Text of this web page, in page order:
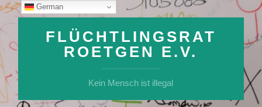
FLÜCHTLINGSRAT
ROETGEN E.V.
Kein Mensch ist illegal
German